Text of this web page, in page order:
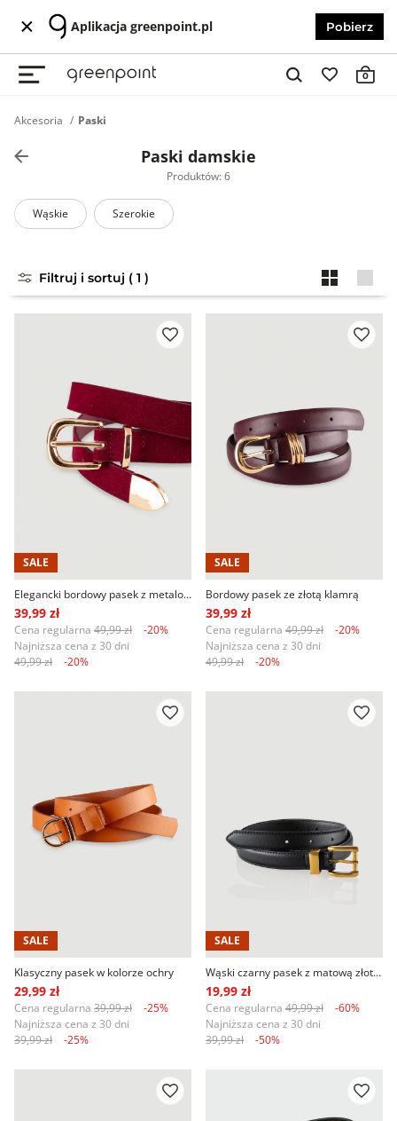
Aplikacja greenpoint.pl Pobierz
0
Akcesoria Paski
Paski damskie
Produktów: 6
Wąskie Szerokie
Filtruj i sortuj ( 1 )
SALE
Elegancki bordowy pasek z metalowym wykończeniem
39,99 zł
Cena regularna 49,99 zł
-20%
Najniższa cena z 30 dni
49,99 zł
-20%
SALE
Bordowy pasek ze złotą klamrą
39,99 zł
Cena regularna 49,99 zł
-20%
Najniższa cena z 30 dni
49,99 zł
-20%
SALE
Klasyczny pasek w kolorze ochry
29,99 zł
Cena regularna 39,99 zł
-25%
Najniższa cena z 30 dni
39,99 zł
-25%
SALE
Wąski czarny pasek z matową złotą klamrą
19,99 zł
Cena regularna 49,99 zł
-60%
Najniższa cena z 30 dni
39,99 zł
-50%